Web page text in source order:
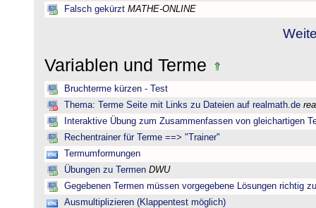
Falsch gekürzt MATHE-ONLINE
Variablen und Terme
Bruchterme kürzen - Test
Thema: Terme Seite mit Links zu Dateien auf realmath.de
Interaktive Übung zum Zusammenfassen von gleichartigen
Rechentrainer für Terme ==> "Trainer"
Termumformungen
Übungen zu Termen DWU
Gegebenen Termen müssen vorgegebene Lösungen richtig
Ausmultiplizieren (Klappentest möglich)